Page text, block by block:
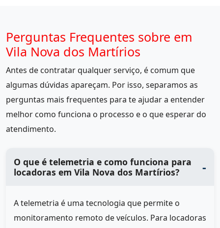
Perguntas Frequentes sobre em
Vila Nova dos Martírios
Antes de contratar qualquer serviço, é comum que
algumas dúvidas apareçam. Por isso, separamos as
perguntas mais frequentes para te ajudar a entender
melhor como funciona o processo e o que esperar do
atendimento.
O que é telemetria e como funciona para
locadoras em Vila Nova dos Martírios?
A telemetria é uma tecnologia que permite o
monitoramento remoto de veículos. Para locadoras